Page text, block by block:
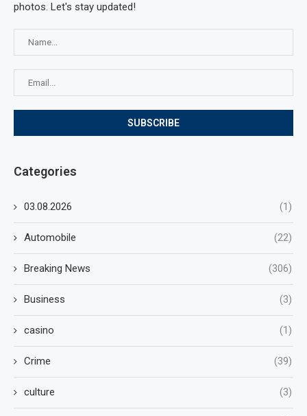
photos. Let's stay updated!
Categories
03.08.2026 (1)
Automobile (22)
Breaking News (306)
Business (3)
casino (1)
Crime (39)
culture (3)